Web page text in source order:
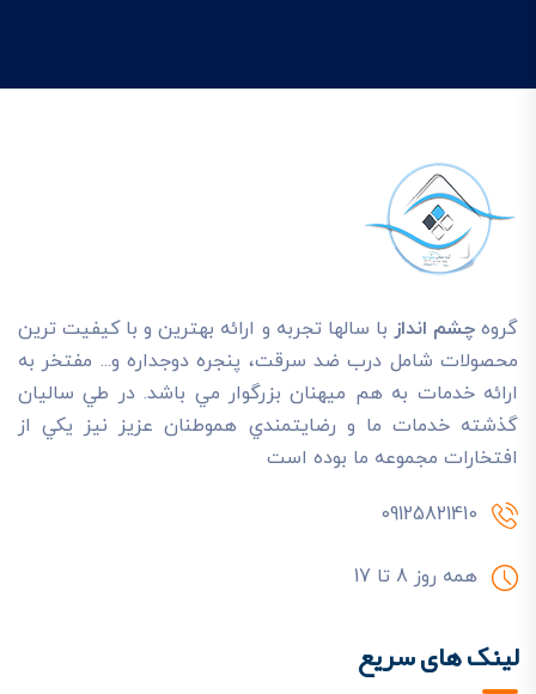
گروهچشم انداز با سالها تجربه و ارائه بهترين و با کيفيت ترين
محصولات شامل درب ضد سرقت، پنجره دوجداره و... مفتخر به
ارائه خدمات به هم ميهنان بزرگوار مي باشد. در طي ساليان
گذشته خدمات ما و رضايتمندي هموطنان عزيز نيز يکي از
افتخارات مجموعه ما بوده است
09125821410
همه روز 8 تا 17
لینک های سریع